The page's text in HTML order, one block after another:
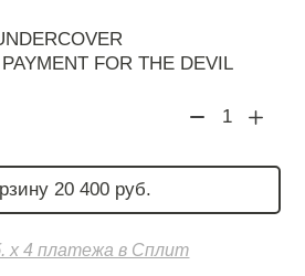
FOR THE DEVIL
1
20 400 руб.
х 4 платежа в Сплит